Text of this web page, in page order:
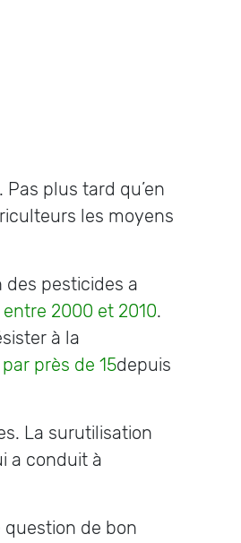
plus tard qu’en
les moyens
des pesticides a
2000 et 2010.
à la
près de 15depuis
La surutilisation
a conduit à
question de bon